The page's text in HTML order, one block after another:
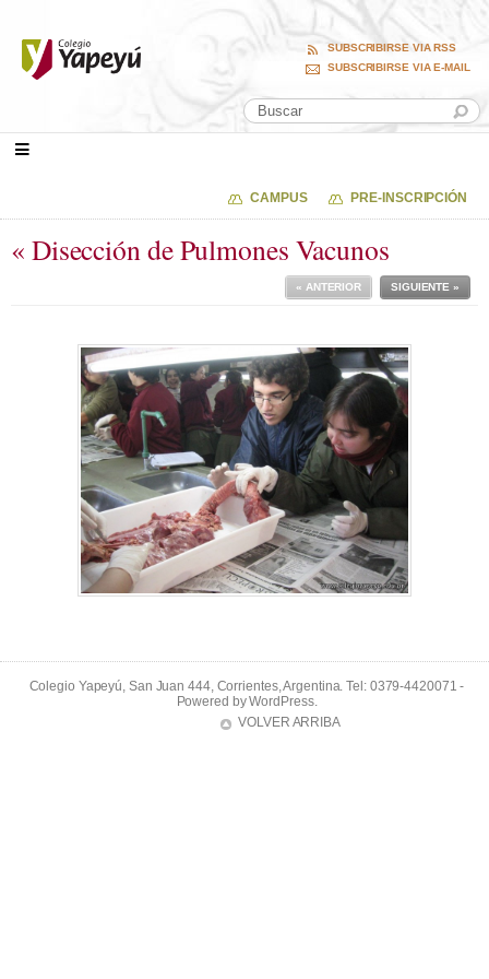
SUBSCRIBIRSE VIA RSS
SUBSCRIBIRSE VIA E-MAIL
CAMPUS PRE-INSCRIPCIÓN
« Disección de Pulmones Vacunos
SIGUIENTE »
« ANTERIOR
Colegio Yapeyú, San Juan 444, Corrientes, Argentina. Tel: 0379-4420071 -
Powered byWordPress.
VOLVER ARRIBA